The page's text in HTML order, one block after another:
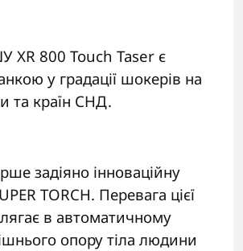
XR 800 Touch Taser є
у градації шокерів на
та країн СНД.
задіяно інноваційну
TORCH. Перевага цієї
в автоматичному
опору тіла людини